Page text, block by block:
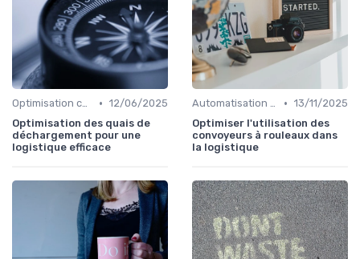
Optimisation coûts • 12/06/2025
Optimisation des quais de
déchargement pour une
logistique efficace
Automatisation processus • 13/11/2025
Optimiser l'utilisation des
convoyeurs à rouleaux dans
la logistique